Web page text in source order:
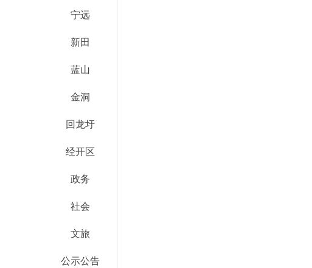
宁远
新田
蓝山
金洞
回龙圩
经开区
政务
社会
文旅
公示公告